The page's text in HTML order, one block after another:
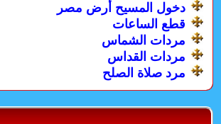
دخول المسيح أرض مصر
قطع الساعات
مردات الشماس
مردات القداس
مرد صلاة الصلح